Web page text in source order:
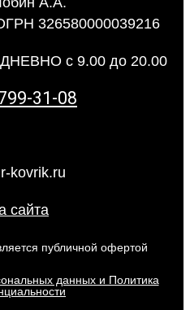
326580000039216
с 9.00 до 20.00
31-08
kovrik.ru
сайта
публичной офертой
данных и Политика